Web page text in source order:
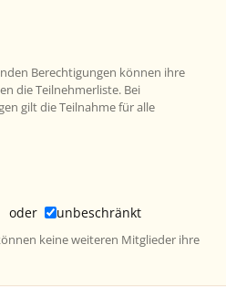
Berechtigungen können ihre
die Teilnehmerliste. Bei
gilt die Teilnahme für alle
oder unbeschränkt
keine weiteren Mitglieder ihre